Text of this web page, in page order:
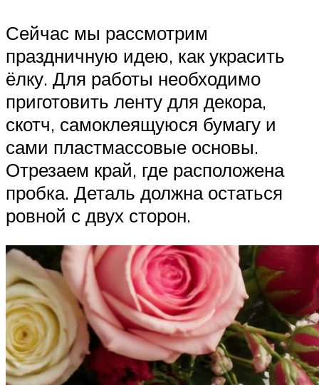
Сейчас мы рассмотрим
праздничную идею, как украсить
ёлку. Для работы необходимо
приготовить ленту для декора,
скотч, самоклеящуюся бумагу и
сами пластмассовые основы.
Отрезаем край, где расположена
пробка. Деталь должна остаться
ровной с двух сторон.